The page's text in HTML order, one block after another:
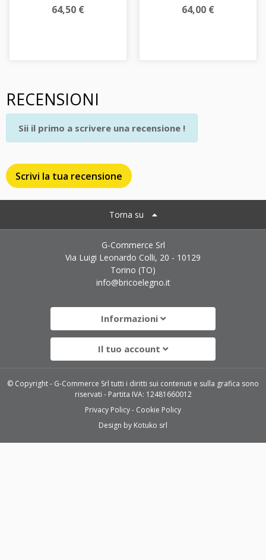
64,50 € 64,00 €
RECENSIONI
Scrivi la tua recensione
Sii il primo a scrivere una recensione !
Torna su
G-Commerce Srl
Via Luigi Leonardo Colli, 20 - 10129
Torino (TO)
info@bricoelegno.it
Informazioni
Il tuo account
© Copyright - G-Commerce Srl tutti i diritti sui contenuti e sulla grafica sono
riservati - Partita IVA: 12481660012
Privacy Policy
Cookie Policy
Design by Kotuko srl